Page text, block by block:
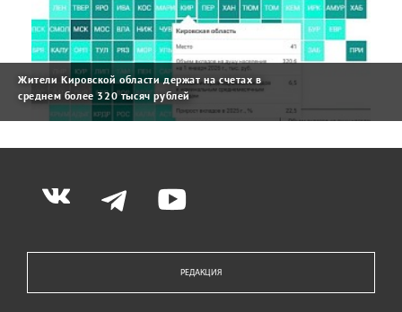
Жители Кировской области держат на счетах в
среднем более 320 тысяч рублей
РЕДАКЦИЯ